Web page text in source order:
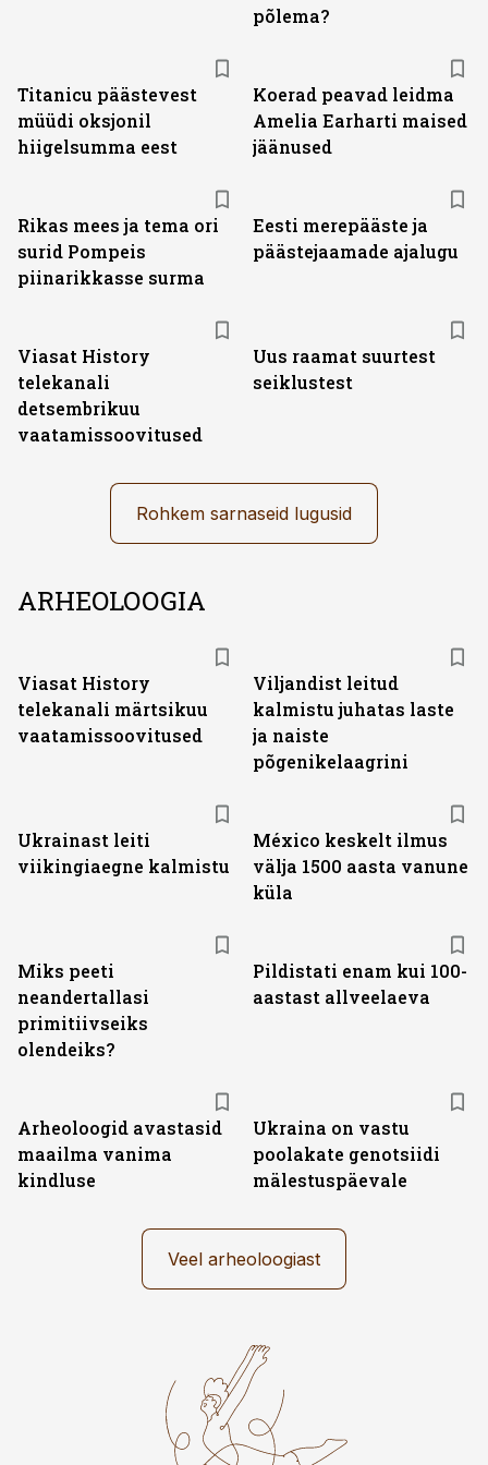
põlema?
Titanicu päästevest
müüdi oksjonil
hiigelsumma eest
Koerad peavad leidma
Amelia Earharti maised
jäänused
Rikas mees ja tema ori
surid Pompeis
piinarikkasse surma
Eesti merepääste ja
päästejaamade ajalugu
Viasat History
telekanali
detsembrikuu
vaatamissoovitused
Uus raamat suurtest
seiklustest
Rohkem sarnaseid lugusid
ARHEOLOOGIA
Viasat History
telekanali märtsikuu
vaatamissoovitused
Viljandist leitud
kalmistu juhatas laste
ja naiste
põgenikelaagrini
Ukrainast leiti
viikingiaegne kalmistu
México keskelt ilmus
välja 1500 aasta vanune
küla
Miks peeti
neandertallasi
primitiivseiks
olendeiks?
Pildistati enam kui 100-
aastast allveelaeva
Arheoloogid avastasid
maailma vanima
kindluse
Ukraina on vastu
poolakate genotsiidi
mälestuspäevale
Veel arheoloogiast